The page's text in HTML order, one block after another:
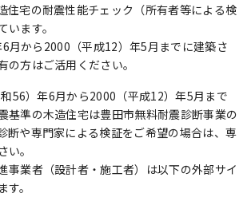
住宅の耐震性能チェック（所有者等による検
ます。
月から2000（平成12）年5月までに建築さ
の方はご活用ください。
和56）年6月から2000（平成12）年5月まで
基準の木造住宅は豊田市無料耐震診断事業の
断や専門家による検証をご希望の場合は、専
。
事業者（設計者・施工者）は以下の外部サイ
。